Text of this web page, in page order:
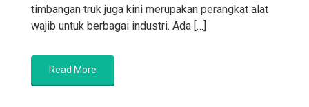
timbangan truk juga kini merupakan perangkat alat
wajib untuk berbagai industri. Ada […]
Read More